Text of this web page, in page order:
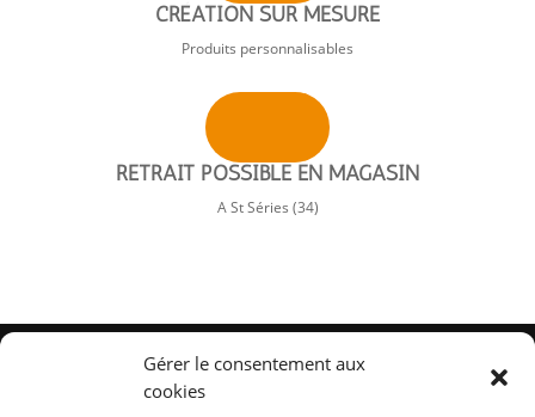
Gérer le consentement aux
cookies
CRÉATION SUR MESURE
Produits personnalisables
RETRAIT POSSIBLE EN MAGASIN
A St Séries (34)